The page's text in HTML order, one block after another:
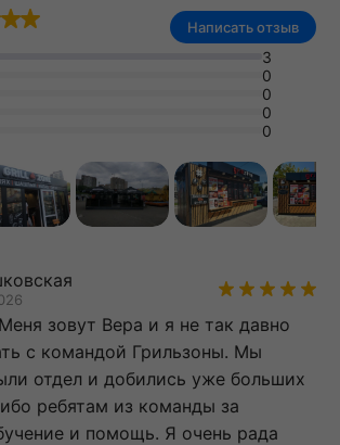
Написать отзыв
3
0
0
0
0
зовут Вера и я не так давно
с командой Грильзоны. Мы
отдел и добились уже больших
ребятам из команды за
и помощь. Я очень рада